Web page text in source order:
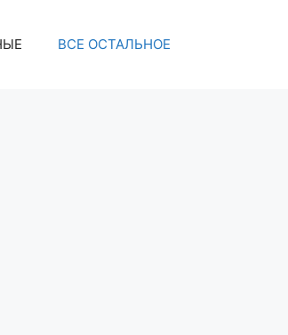
ВСЕ ОСТАЛЬНОЕ